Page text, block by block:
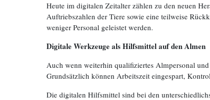
Heute im digitalen Zeitalter zählen zu den neuen
Auftriebszahlen der Tiere sowie eine teilweise
weniger Personal geleistet werden.
Digitale Werkzeuge als Hilfsmittel auf den Almen
Auch wenn weiterhin qualifiziertes Almpersonal
Grundsätzlich können Arbeitszeit eingespart,
Die digitalen Hilfsmittel sind bei den